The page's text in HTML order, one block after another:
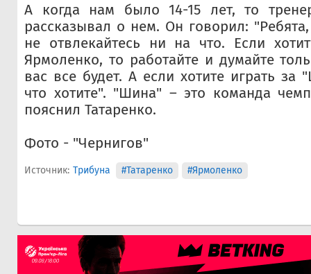
А когда нам было 14-15 лет, то
рассказывал о нем. Он говорил: "Ребята,
не отвлекайтесь ни на что. Если
Ярмоленко, то работайте и думайте
вас все будет. А если хотите играть за
что хотите". "Шина" – это команда
пояснил Татаренко.
Фото - "Чернигов"
Источник: Трибуна #Татаренко #Ярмоленко